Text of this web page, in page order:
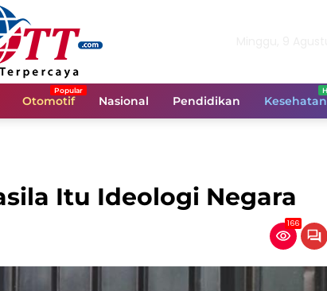
Otomotif Nasional Pendidikan Kesehatan
Itu Ideologi Negara
166